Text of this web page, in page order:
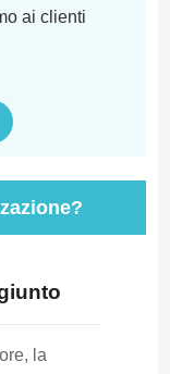
ai clienti
la